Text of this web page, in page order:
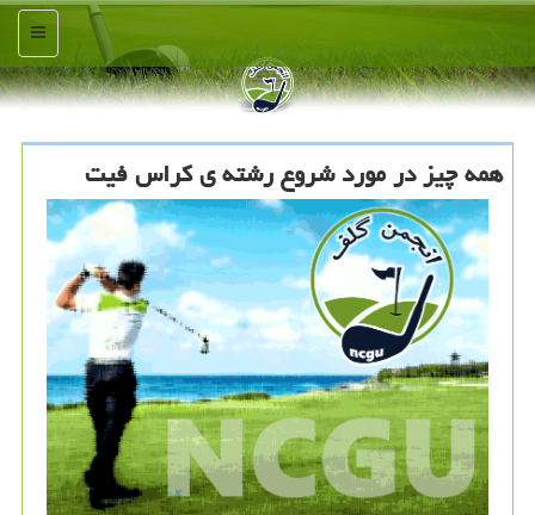
منو
همه چیز در مورد شروع رشته ی کراس فیت